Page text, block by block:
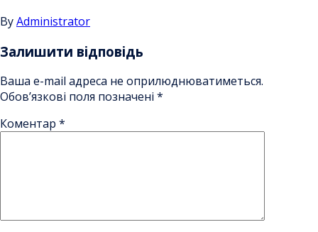
ByAdministrator
Залишити відповідь
Ваша e-mail адреса не оприлюднюватиметься.
Обов’язкові поля позначені *
Коментар *